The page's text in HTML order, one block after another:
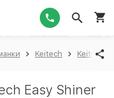
Keitech Keitech
Easy Shiner